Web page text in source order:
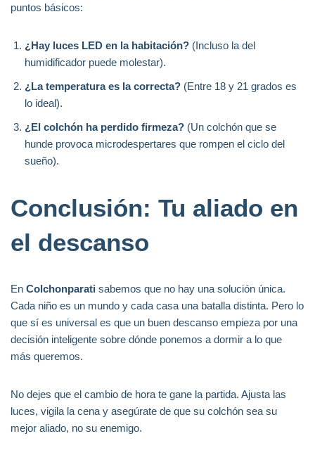
puntos básicos:
¿Hay luces LED en la habitación? (Incluso la del
humidificador puede molestar).
¿La temperatura es la correcta? (Entre 18 y 21 grados es
lo ideal).
¿El colchón ha perdido firmeza? (Un colchón que se
hunde provoca microdespertares que rompen el ciclo del
sueño).
Conclusión: Tu aliado en
el descanso
En Colchonparati sabemos que no hay una solución única.
Cada niño es un mundo y cada casa una batalla distinta. Pero lo
que sí es universal es que un buen descanso empieza por una
decisión inteligente sobre dónde ponemos a dormir a lo que
más queremos.
No dejes que el cambio de hora te gane la partida. Ajusta las
luces, vigila la cena y asegúrate de que su colchón sea su
mejor aliado, no su enemigo.